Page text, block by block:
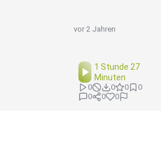
vor 2 Jahren
1 Stunde 27
Minuten
0 0 0
0
0
0 0